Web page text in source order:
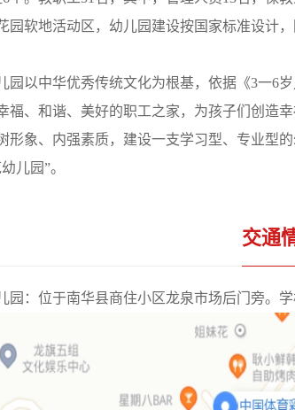
园软地活动区，幼儿园建设按国家标准设计
园以中华优秀传统文化为根基，依据《3一6
福、和谐、美好的职工之家，为孩子们创造
形象、内强素质，建设一支学习型、专业型
儿园”。
交通
园：位于南华县商住小区龙泉市场后门旁。